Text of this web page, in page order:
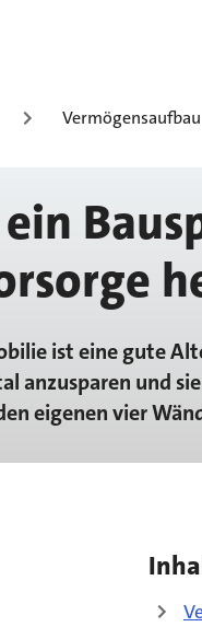
Vermögensaufbau
ist eine gute
anzusparen und
eigenen vier